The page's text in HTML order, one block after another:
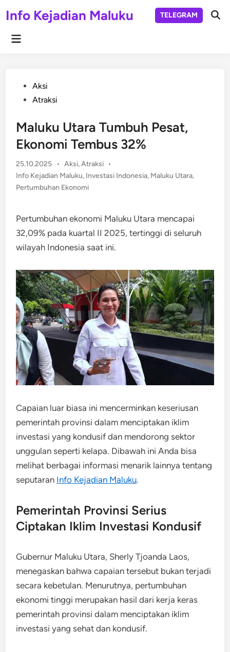
toInfo Kejadian Maluku TELEGRAM
Main
PostedAksi
Atraksi
Maluku Utara Tumbuh Pesat,
Ekonomi Tembus 32%
25.10.2025 • Posted
in
Aksi,Atraksi •
Info Kejadian Maluku, Investasi Indonesia, Maluku Utara,
Pertumbuhan Ekonomi
Pertumbuhan ekonomi Maluku Utara mencapai
32,09% pada kuartal II 2025, tertinggi di seluruh
wilayah Indonesia saat ini.
Capaian luar biasa ini mencerminkan keseriusan
pemerintah provinsi dalam menciptakan iklim
investasi yang kondusif dan mendorong sektor
unggulan seperti kelapa. Dibawah ini Anda bisa
melihat berbagai informasi menarik lainnya tentang
seputaran Info Kejadian Maluku.
Pemerintah Provinsi Serius
Ciptakan Iklim Investasi Kondusif
Gubernur Maluku Utara, Sherly Tjoanda Laos,
menegaskan bahwa capaian tersebut bukan terjadi
secara kebetulan. Menurutnya, pertumbuhan
ekonomi tinggi merupakan hasil dari kerja keras
pemerintah provinsi dalam menciptakan iklim
investasi yang sehat dan kondusif.